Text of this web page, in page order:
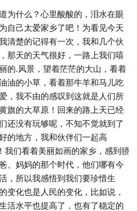
为什么？心里酸酸的，泪水在眼
自己太爱家乡了吧！为看见今天
清楚的记得有一次，我和几个伙
那天的天气很好，一路上我们嘻
的.风景，望着茫茫的大山，看着
油的小草，看着那牛羊和马儿吃
，我不由的感叹到这就是人们所
旗的大草原！回来的路上天已经
还没有玩够呢，不知不觉就到了
的地方，我和伙伴们一起高
我们看着美丽如画的家乡，感到骄
、妈妈的那个时代，他们哪有今
，所以我感悟到我们要珍惜生
变化也是人民的变化，比如说，
活水平也提高了，也有了稳定的